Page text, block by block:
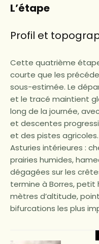
L’étape
Profil et
Cette quatrième
courte que les
sous-estimée. Le
et le tracé maintient
long de la journée,
et descentes
et des pistes
Asturies intérieures :
prairies humides,
dégagées sur les
termine à Borres, petit
mètres d’altitude,
bifurcations les plus